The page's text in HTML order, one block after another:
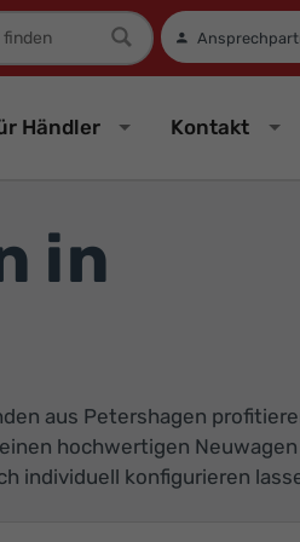
Händler Kontakt
in
aus Petershagen
hochwertigen
individuell konfigurieren